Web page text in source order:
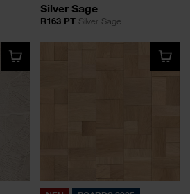
Silver Sage
R163 PTSilver Sage